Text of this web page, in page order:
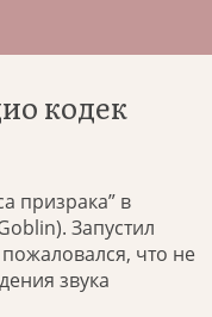
кодек
призрака” в
Запустил
что не
звука